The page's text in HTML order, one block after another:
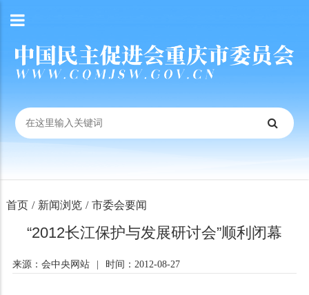
首页 / 新闻浏览 / 市委会要闻
“2012长江保护与发展研讨会”顺利闭幕
来源：会中央网站 时间：2012-08-27